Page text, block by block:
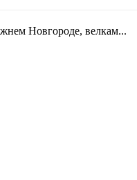
Новгороде, велкам...